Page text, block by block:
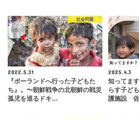
社会問題
2022.5.31
『ポーランドへ行った子どもた
ち』。〜朝鮮戦争の北朝鮮の戦災
孤児を巡るドキ…
2025.4.3
知ってま
らす子ど
護施設